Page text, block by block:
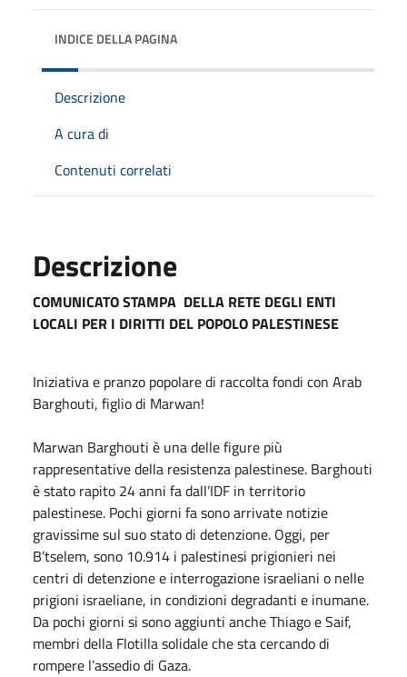
INDICE DELLA PAGINA
Descrizione
A cura di
Contenuti correlati
Descrizione
COMUNICATO STAMPA DELLA RETE DEGLI ENTI
LOCALI PER I DIRITTI DEL POPOLO PALESTINESE
Iniziativa e pranzo popolare di raccolta fondi con Arab
Barghouti, figlio di Marwan!
Marwan Barghouti è una delle figure più
rappresentative della resistenza palestinese. Barghouti
è stato rapito 24 anni fa dall’IDF in territorio
palestinese. Pochi giorni fa sono arrivate notizie
gravissime sul suo stato di detenzione. Oggi, per
B’tselem, sono 10.914 i palestinesi prigionieri nei
centri di detenzione e interrogazione israeliani o nelle
prigioni israeliane, in condizioni degradanti e inumane.
Da pochi giorni si sono aggiunti anche Thiago e Saif,
membri della Flotilla solidale che sta cercando di
rompere l’assedio di Gaza.